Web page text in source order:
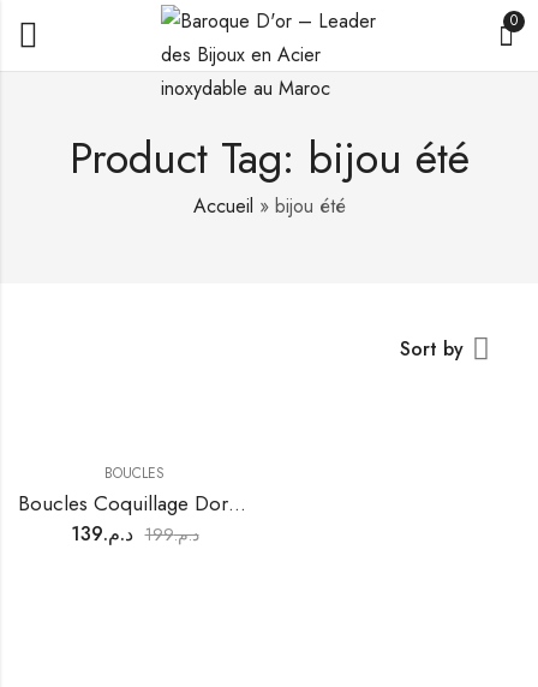
0
Product Tag: bijou été
Accueil » bijou été
Sort by
BOUCLES
Boucles Coquillage Dorées
د.م.139 د.م.199